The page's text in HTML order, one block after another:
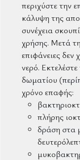
περιχύστε την
κάλυψη της
συνέχεια
χρήσης. Μετά
επιφάνειες δεν
νερό.
δωματίου
χρόνο επαφής:
πλήρης
δράση στα